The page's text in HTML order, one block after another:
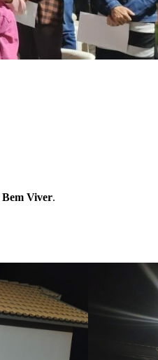
Bem Viver.